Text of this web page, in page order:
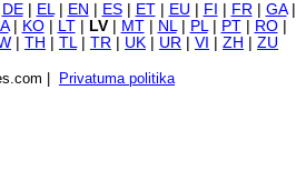
DE| EL| EN ES| ET| EU FI FR| GA|
| KO| LT| LV| MT| NL| PL| PT| RO|
TH TL| TR UK UR VI ZH ZU
| Privatuma politika